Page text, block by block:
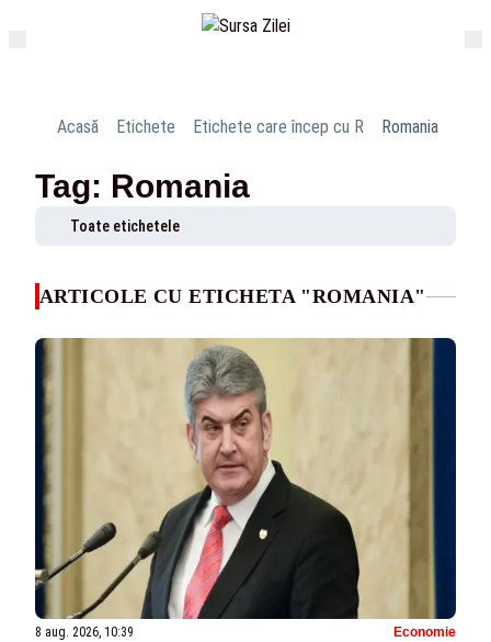
Acasă Etichete Etichete care încep cu R Romania
Tag: Romania
Toate etichetele
ARTICOLE CU ETICHETA "ROMANIA"
8 aug. 2026, 10:39 Economie